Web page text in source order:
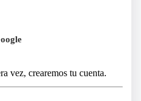
vez, crearemos tu cuenta.